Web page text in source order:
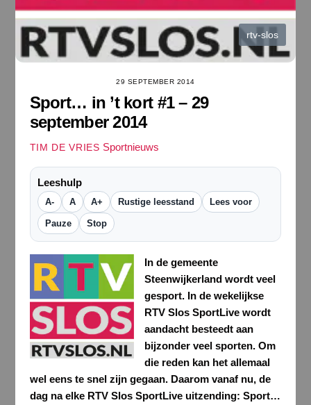
rtv-slos
29 SEPTEMBER 2014
Sport… in ’t kort #1 – 29
september 2014
TIM DE VRIES Sportnieuws
Leeshulp
A- A A+ Rustige leesstand Lees voor
Pauze Stop
In de gemeente
Steenwijkerland wordt veel
gesport. In de wekelijkse
RTV Slos SportLive wordt
aandacht besteedt aan
bijzonder veel sporten. Om
die reden kan het allemaal
wel eens te snel zijn gegaan. Daarom vanaf nu, de
dag na elke RTV Slos SportLive uitzending: Sport…